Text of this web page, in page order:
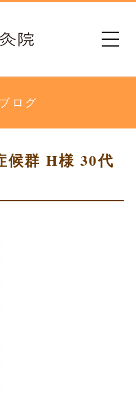
ご案内
・料金
間
ログ
わせ
ログ
候群 H様 30代